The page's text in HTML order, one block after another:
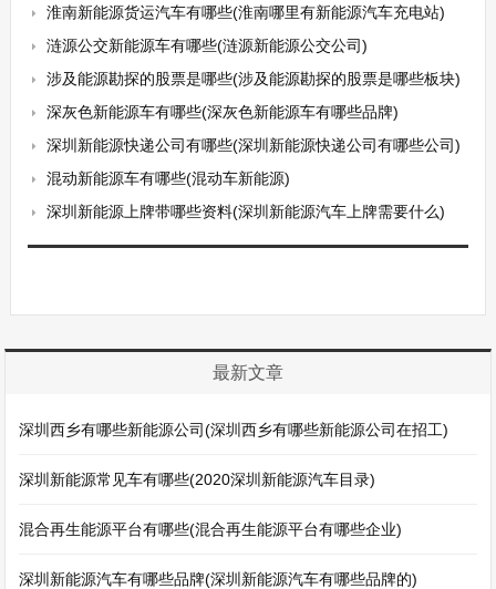
淮南新能源货运汽车有哪些(淮南哪里有新能源汽车充电站)
涟源公交新能源车有哪些(涟源新能源公交公司)
涉及能源勘探的股票是哪些(涉及能源勘探的股票是哪些板块)
深灰色新能源车有哪些(深灰色新能源车有哪些品牌)
深圳新能源快递公司有哪些(深圳新能源快递公司有哪些公司)
混动新能源车有哪些(混动车新能源)
深圳新能源上牌带哪些资料(深圳新能源汽车上牌需要什么)
最新文章
深圳西乡有哪些新能源公司(深圳西乡有哪些新能源公司在招工)
深圳新能源常见车有哪些(2020深圳新能源汽车目录)
混合再生能源平台有哪些(混合再生能源平台有哪些企业)
深圳新能源汽车有哪些品牌(深圳新能源汽车有哪些品牌的)